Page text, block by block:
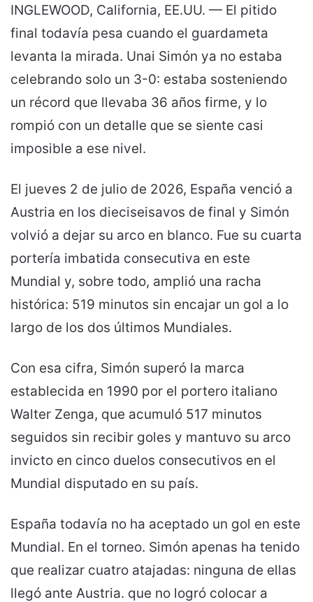
INGLEWOOD, California, EE.UU. — El pitido
final todavía pesa cuando el guardameta
levanta la mirada. Unai Simón ya no estaba
celebrando solo un 3-0: estaba sosteniendo
un récord que llevaba 36 años firme, y lo
rompió con un detalle que se siente casi
imposible a ese nivel.
El jueves 2 de julio de 2026, España venció a
Austria en los dieciseisavos de final y Simón
volvió a dejar su arco en blanco. Fue su cuarta
portería imbatida consecutiva en este
Mundial y, sobre todo, amplió una racha
histórica: 519 minutos sin encajar un gol a lo
largo de los dos últimos Mundiales.
Con esa cifra, Simón superó la marca
establecida en 1990 por el portero italiano
Walter Zenga, que acumuló 517 minutos
seguidos sin recibir goles y mantuvo su arco
invicto en cinco duelos consecutivos en el
Mundial disputado en su país.
España todavía no ha aceptado un gol en este
Mundial. En el torneo. Simón apenas ha tenido
que realizar cuatro atajadas: ninguna de ellas
llegó ante Austria. que no logró colocar a